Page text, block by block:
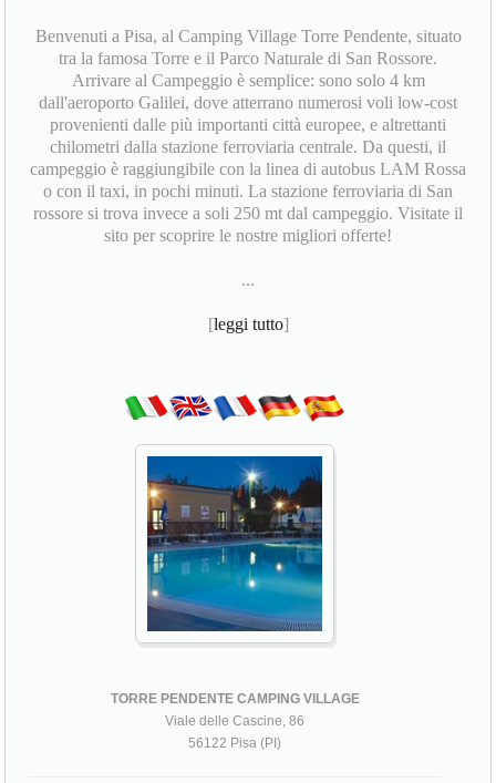
Benvenuti a Pisa, al Camping Village Torre Pendente, situato
tra la famosa Torre e il Parco Naturale di San Rossore.
Arrivare al Campeggio è semplice: sono solo 4 km
dall'aeroporto Galilei, dove atterrano numerosi voli low-cost
provenienti dalle più importanti città europee, e altrettanti
chilometri dalla stazione ferroviaria centrale. Da questi, il
campeggio è raggiungibile con la linea di autobus LAM Rossa
o con il taxi, in pochi minuti. La stazione ferroviaria di San
rossore si trova invece a soli 250 mt dal campeggio. Visitate il
sito per scoprire le nostre migliori offerte!
...
[leggi tutto]
TORRE PENDENTE CAMPING VILLAGE
Viale delle Cascine, 86
56122 Pisa (PI)